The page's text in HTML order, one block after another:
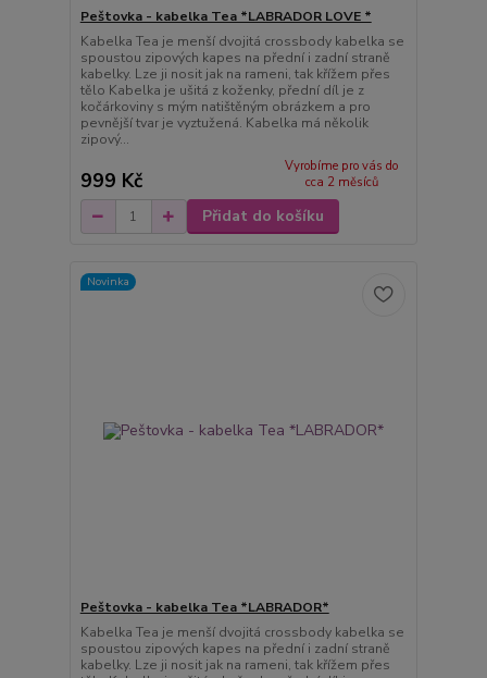
Peštovka - kabelka Tea *LABRADOR LOVE *
Kabelka Tea je menší dvojitá crossbody kabelka se
spoustou zipových kapes na přední i zadní straně
kabelky. Lze ji nosit jak na rameni, tak křížem přes
tělo Kabelka je ušitá z koženky, přední díl je z
kočárkoviny s mým natištěným obrázkem a pro
pevnější tvar je vyztužená. Kabelka má několik
zipový...
999 Kč
Vyrobíme pro vás do
cca 2 měsíců
Přidat do košíku
Novinka
Peštovka - kabelka Tea *LABRADOR*
Kabelka Tea je menší dvojitá crossbody kabelka se
spoustou zipových kapes na přední i zadní straně
kabelky. Lze ji nosit jak na rameni, tak křížem přes